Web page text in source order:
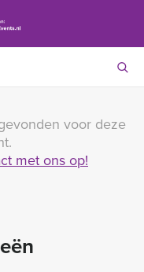
voor deze
met ons op!